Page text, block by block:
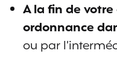
A la fin de
ordonnance
ou par